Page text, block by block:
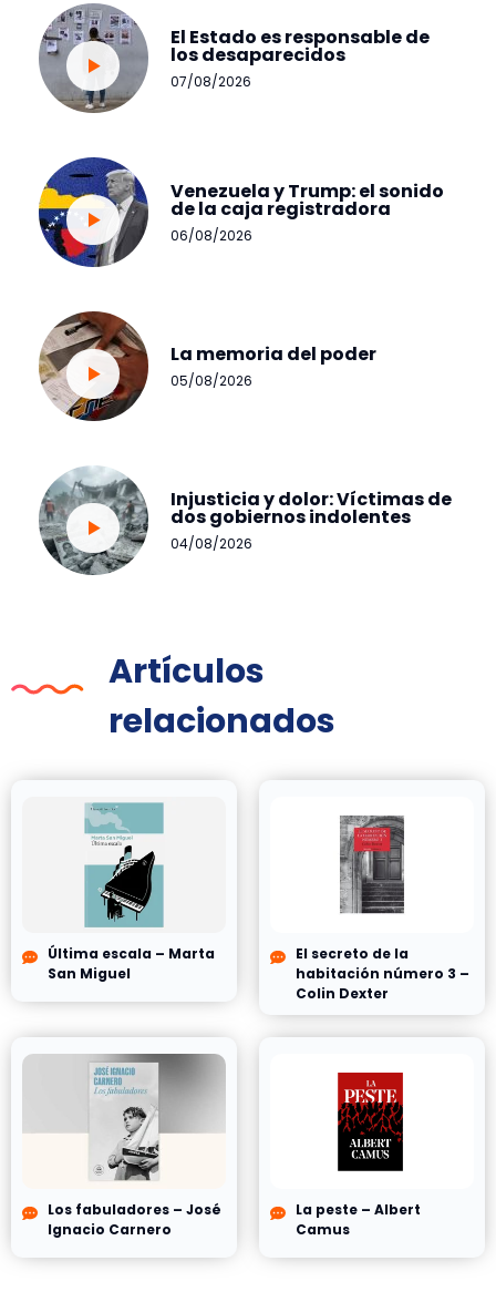
El Estado es responsable de
los desaparecidos
07/08/2026
Venezuela y Trump: el sonido
de la caja registradora
06/08/2026
La memoria del poder
05/08/2026
Injusticia y dolor: Víctimas de
dos gobiernos indolentes
04/08/2026
Artículos
relacionados
Última escala – Marta
San Miguel
El secreto de la
habitación número 3 –
Colin Dexter
Los fabuladores – José
Ignacio Carnero
La peste – Albert
Camus